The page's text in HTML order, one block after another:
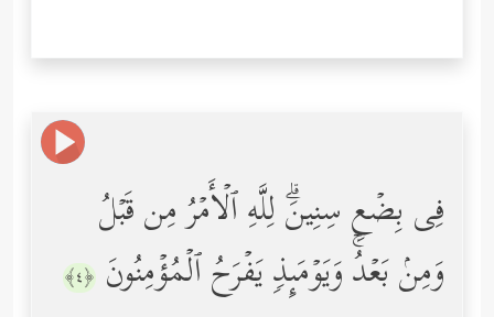
فِی بِضۡعِ سِنِینَۗ لِلَّهِ ٱلۡأَمۡرُ مِن قَبۡلُ
وَمِنۢ بَعۡدُۚ وَیَوۡمَىِٕذࣲ یَفۡرَحُ ٱلۡمُؤۡمِنُونَ ﴿٤﴾